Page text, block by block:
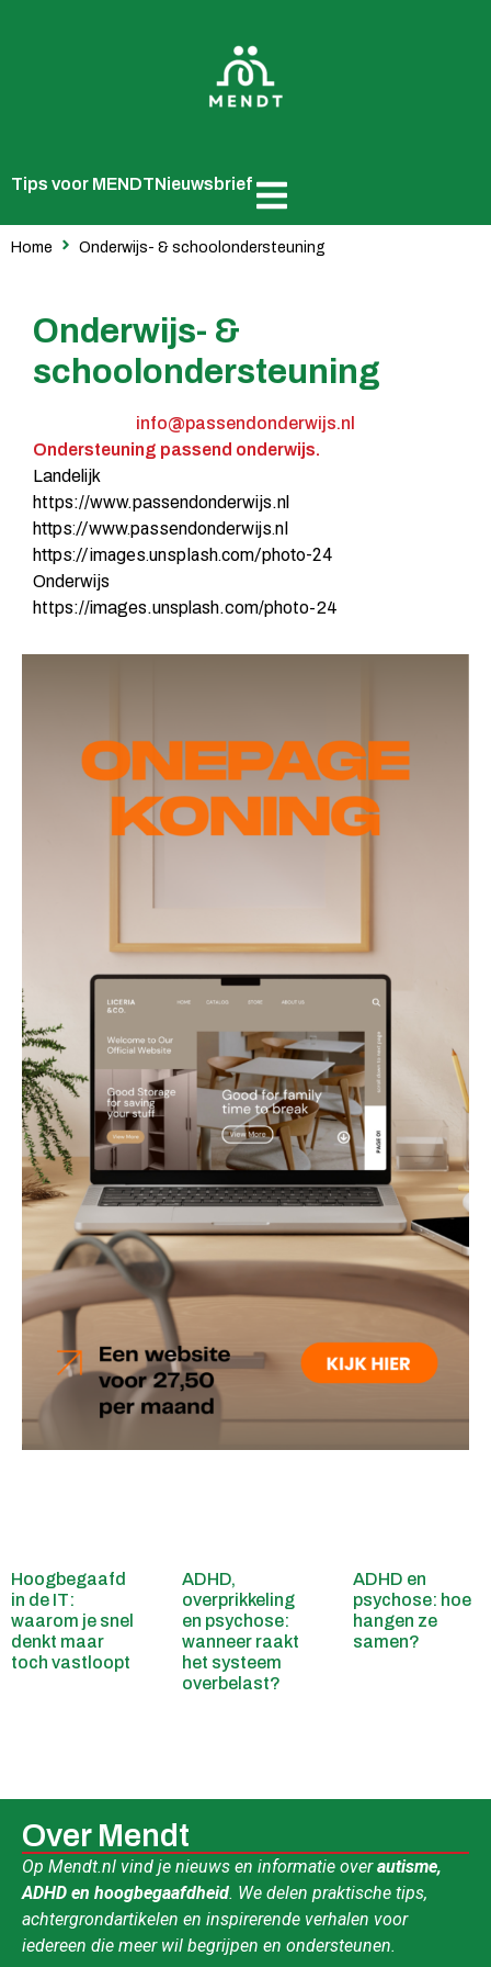
Tips voor MENDTNieuwsbrief
Home Onderwijs- & schoolondersteuning
Onderwijs- &
schoolondersteuning
info@passendonderwijs.nl
Ondersteuning passend onderwijs.
Landelijk
https://www.passendonderwijs.nl
https://www.passendonderwijs.nl
https://images.unsplash.com/photo-24
Onderwijs
https://images.unsplash.com/photo-24
Hoogbegaafd
in de IT:
waarom je snel
denkt maar
toch vastloopt
ADHD,
overprikkeling
en psychose:
wanneer raakt
het systeem
overbelast?
ADHD en
psychose: hoe
hangen ze
samen?
Over Mendt
Op Mendt.nl vind je nieuws en informatie overautisme,
ADHD en hoogbegaafdheid. We delen praktische tips,
achtergrondartikelen en inspirerende verhalen voor
iedereen die meer wil begrijpen en ondersteunen.